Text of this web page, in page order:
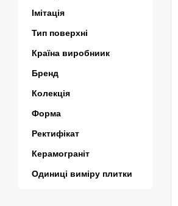
Імітація
Тип поверхні
Країна виробниик
Бренд
Колекція
Форма
Ректифікат
Керамограніт
Одиниці виміру плитки